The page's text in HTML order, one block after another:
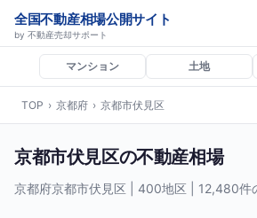
全国不動産相場公開サイト
by 不動産売却サポート
マンション 土地
TOP › 京都府 › 京都市伏見区
京都市伏見区の不動産相場
京都府京都市伏見区 | 400地区 | 12,480件